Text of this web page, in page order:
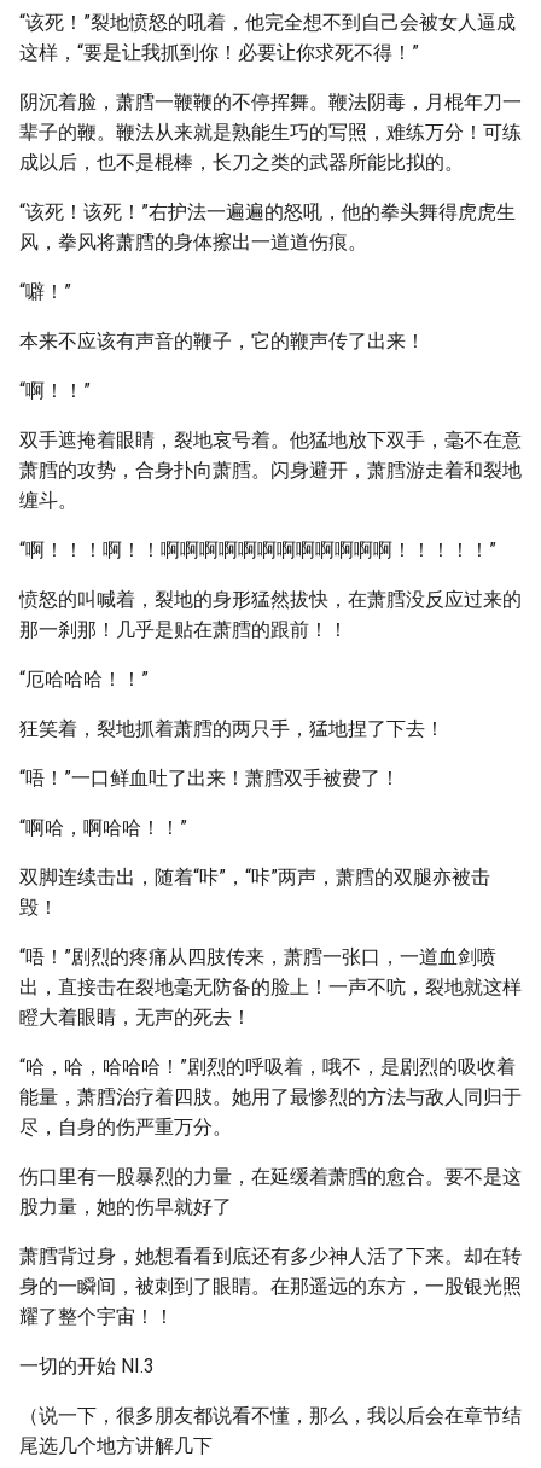
“该死！”裂地愤怒的吼着，他完全想不到自己会被女人逼成
这样，“要是让我抓到你！必要让你求死不得！”
阴沉着脸，萧膤一鞭鞭的不停挥舞。鞭法阴毒，月棍年刀一
辈子的鞭。鞭法从来就是熟能生巧的写照，难练万分！可练
成以后，也不是棍棒，长刀之类的武器所能比拟的。
“该死！该死！”右护法一遍遍的怒吼，他的拳头舞得虎虎生
风，拳风将萧膤的身体擦出一道道伤痕。
“噼！”
本来不应该有声音的鞭子，它的鞭声传了出来！
“啊！！”
双手遮掩着眼睛，裂地哀号着。他猛地放下双手，毫不在意
萧膤的攻势，合身扑向萧膤。闪身避开，萧膤游走着和裂地
缠斗。
“啊！！！啊！！啊啊啊啊啊啊啊啊啊啊啊啊！！！！！”
愤怒的叫喊着，裂地的身形猛然拔快，在萧膤没反应过来的
那一刹那！几乎是贴在萧膤的跟前！！
“厄哈哈哈！！”
狂笑着，裂地抓着萧膤的两只手，猛地捏了下去！
“唔！”一口鲜血吐了出来！萧膤双手被费了！
“啊哈，啊哈哈！！”
双脚连续击出，随着“咔”，“咔”两声，萧膤的双腿亦被击
毁！
“唔！”剧烈的疼痛从四肢传来，萧膤一张口，一道血剑喷
出，直接击在裂地毫无防备的脸上！一声不吭，裂地就这样
瞪大着眼睛，无声的死去！
“哈，哈，哈哈哈！”剧烈的呼吸着，哦不，是剧烈的吸收着
能量，萧膤治疗着四肢。她用了最惨烈的方法与敌人同归于
尽，自身的伤严重万分。
伤口里有一股暴烈的力量，在延缓着萧膤的愈合。要不是这
股力量，她的伤早就好了
萧膤背过身，她想看看到底还有多少神人活了下来。却在转
身的一瞬间，被刺到了眼睛。在那遥远的东方，一股银光照
耀了整个宇宙！！
一切的开始 NI.3
（说一下，很多朋友都说看不懂，那么，我以后会在章节结
尾选几个地方讲解几下